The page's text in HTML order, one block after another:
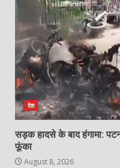
4
के खिलाफ
August
5
20
देश
सड़क हादसे के बाद हंगामा:
फूंका
August 8, 2026